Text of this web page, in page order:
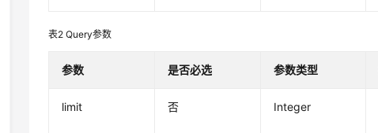
表2Query参数
参数 是否必选 参数类型
limit 否 Integer